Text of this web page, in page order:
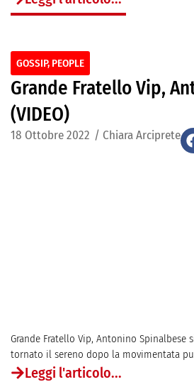
GOSSIP, PEOPLE
Grande Fratello Vip,
(VIDEO)
18 Ottobre 2022 / Chiara Arciprete
Grande Fratello Vip, Antonino
tornato il sereno dopo la movimentata
Leggi l'articolo...